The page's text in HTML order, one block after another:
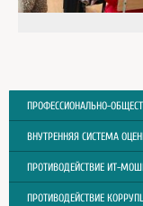
ПРОФЕССИОНАЛЬНО-
ВНУТРЕННЯЯ СИСТЕМА
ПРОТИВОДЕЙСТВИЕ ИТ-
ПРОТИВОДЕЙСТВИЕ